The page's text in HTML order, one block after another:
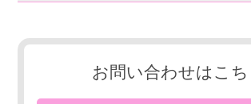
お問い合わせはこち